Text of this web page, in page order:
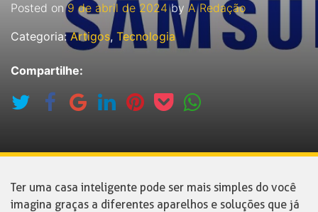
Posted on9 de abril de 2024byA Redação
Categoria:Artigos, Tecnologia
Compartilhe:
Ter uma casa inteligente pode ser mais simples do você
imagina graças a diferentes aparelhos e soluções que já